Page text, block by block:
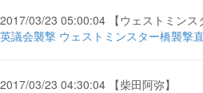
2017/03/23 05:00:04 【ウェストミンス
英議会襲撃 ウェストミンスター橋襲撃
2017/03/23 04:30:04 【柴田阿弥】